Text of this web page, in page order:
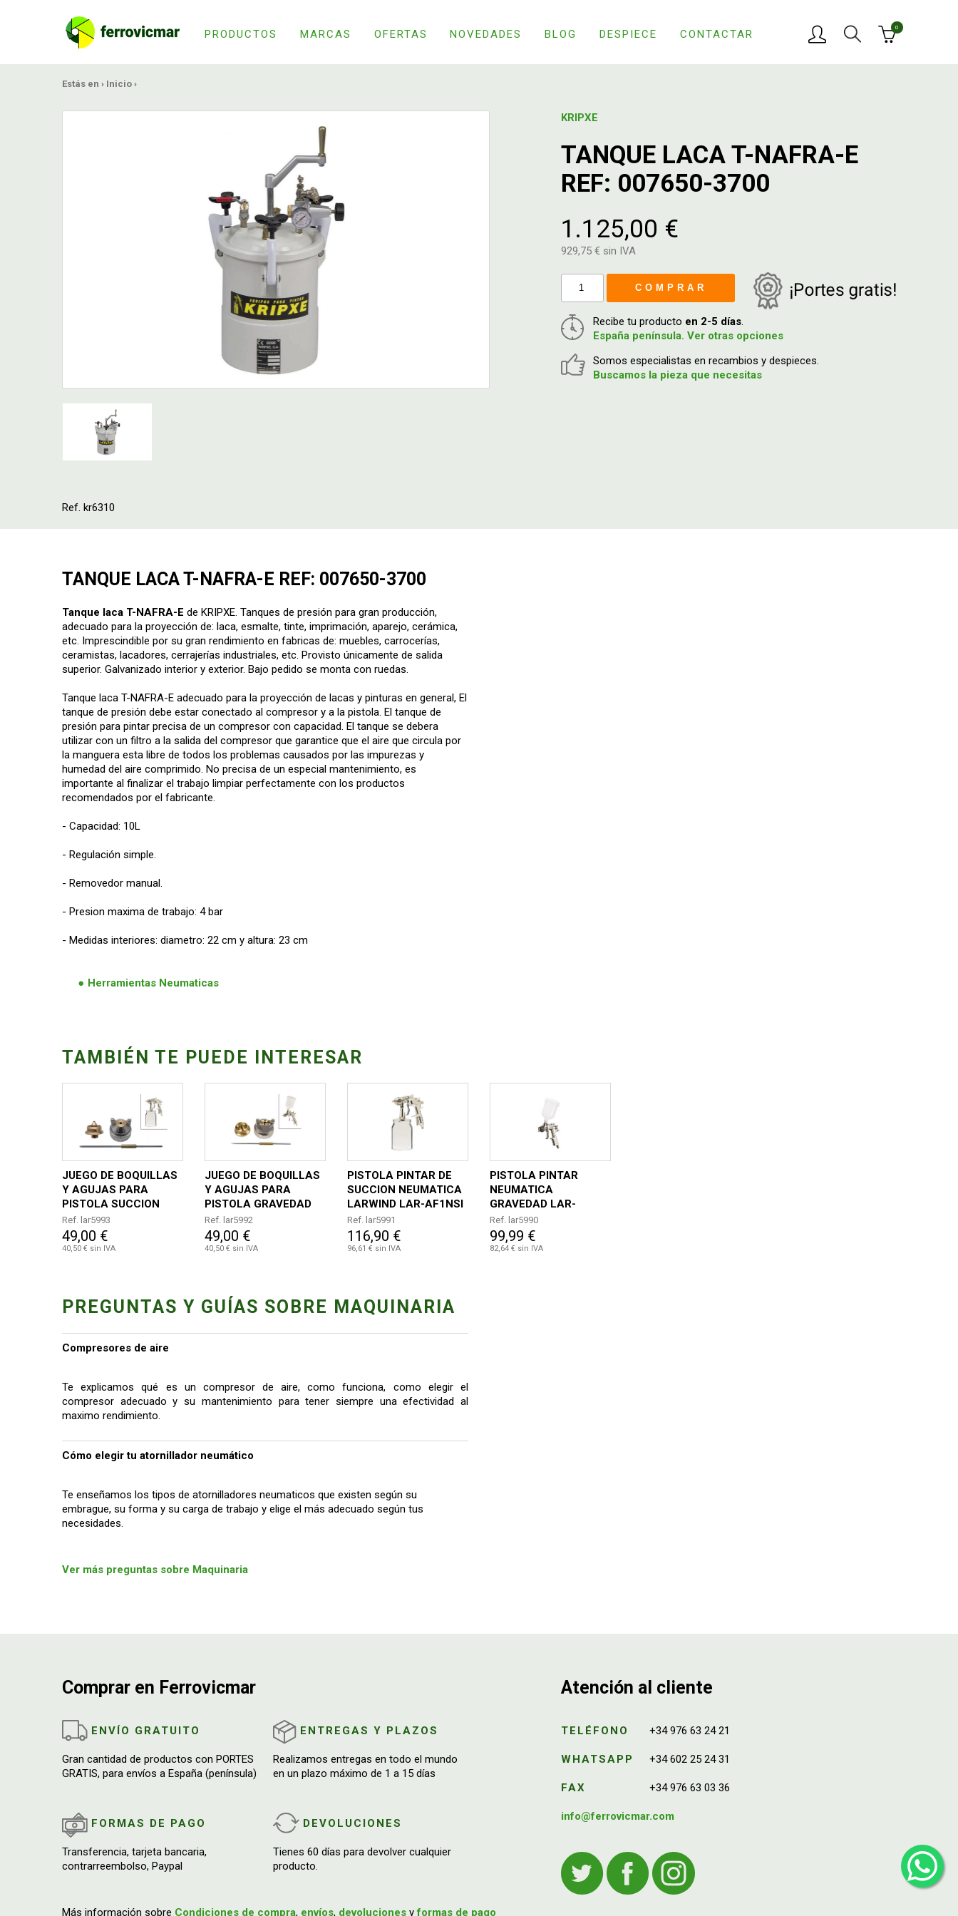
PRODUCTOS MARCAS OFERTAS NOVEDADES BLOG DESPIECE CONTACTAR
0
Estás en › Inicio ›
Ref. kr6310
KRIPXE
TANQUE LACA T-NAFRA-E
REF: 007650-3700
1.125,00 €
929,75 € sin IVA
COMPRAR
Recibe tu producto en 2-5 días.
España península. Ver otras opciones
Somos especialistas en recambios y despieces.
Buscamos la pieza que necesitas
TANQUE LACA T-NAFRA-E REF: 007650-3700
Tanque laca T-NAFRA-E de KRIPXE. Tanques de presión para gran producción,
adecuado para la proyección de: laca, esmalte, tinte, imprimación, aparejo, cerámica,
etc. Imprescindible por su gran rendimiento en fabricas de: muebles, carrocerías,
ceramistas, lacadores, cerrajerías industriales, etc. Provisto únicamente de salida
superior. Galvanizado interior y exterior. Bajo pedido se monta con ruedas.
Tanque laca T-NAFRA-E adecuado para la proyección de lacas y pinturas en general, El
tanque de presión debe estar conectado al compresor y a la pistola. El tanque de
presión para pintar precisa de un compresor con capacidad. El tanque se debera
utilizar con un filtro a la salida del compresor que garantice que el aire que circula por
la manguera esta libre de todos los problemas causados por las impurezas y
humedad del aire comprimido. No precisa de un especial mantenimiento, es
importante al finalizar el trabajo limpiar perfectamente con los productos
recomendados por el fabricante.
- Capacidad: 10L
- Regulación simple.
- Removedor manual.
- Presion maxima de trabajo: 4 bar
- Medidas interiores: diametro: 22 cm y altura: 23 cm
Herramientas Neumaticas
TAMBIÉN TE PUEDE INTERESAR
JUEGO DE BOQUILLAS
Y AGUJAS PARA
PISTOLA SUCCION
LARWIND AC-AF1NSI
Ref. lar5993
49,00 €
40,50 € sin IVA
JUEGO DE BOQUILLAS
Y AGUJAS PARA
PISTOLA GRAVEDAD
LAR-AF1NSS
Ref. lar5992
49,00 €
40,50 € sin IVA
PISTOLA PINTAR DE
SUCCION NEUMATICA
LARWIND LAR-AF1NSI
Ref. lar5991
116,90 €
96,61 € sin IVA
PISTOLA PINTAR
NEUMATICA
GRAVEDAD LAR-
AF1NSS
Ref. lar5990
99,99 €
82,64 € sin IVA
PREGUNTAS Y GUÍAS SOBRE MAQUINARIA
Compresores de aire
Te explicamos qué es un compresor de aire, como funciona, como elegir el
compresor adecuado y su mantenimiento para tener siempre una efectividad al
maximo rendimiento.
Cómo elegir tu atornillador neumático
Te enseñamos los tipos de atornilladores neumaticos que existen según su
embrague, su forma y su carga de trabajo y elige el más adecuado según tus
necesidades.
Ver más preguntas sobre Maquinaria
Comprar en Ferrovicmar
ENVÍO GRATUITO
Gran cantidad de productos con PORTES
GRATIS, para envíos a España (península)
ENTREGAS Y PLAZOS
Realizamos entregas en todo el mundo
en un plazo máximo de 1 a 15 días
FORMAS DE PAGO
Transferencia, tarjeta bancaria,
contrarreembolso, Paypal
DEVOLUCIONES
Tienes 60 días para devolver cualquier
producto.
Más información sobre Condiciones de compra, envíos, devoluciones yformas de pago
Atención al cliente
TELÉFONO +34 976 63 24 21
WHATSAPP +34 602 25 24 31
FAX +34 976 63 03 36
info@ferrovicmar.com